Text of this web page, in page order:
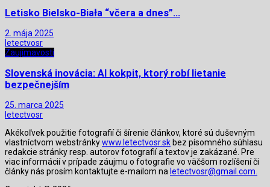
Letisko Bielsko-Biała “včera a dnes”…
2. mája 2025
letectvosr
Zaujímavosti
Slovenská inovácia: AI kokpit, ktorý robí lietanie
bezpečnejším
25. marca 2025
letectvosr
Akékoľvek použitie fotografií či šírenie článkov, ktoré sú duševným
vlastníctvom webstránkywww.letectvosr.sk bez písomného súhlasu
redakcie stránky resp. autorov fotografií a textov je zakázané. Pre
viac informácií v prípade záujmu o fotografie vo väčšom rozlíšení či
články nás prosím kontaktujte e-mailom na letectvosr@gmail.com.